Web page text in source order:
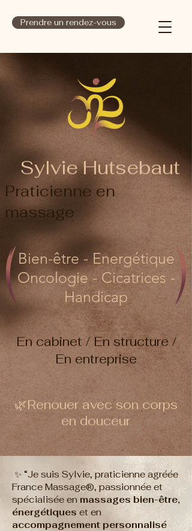
Prendre un rendez-vous
Sylvie Hutsebaut
Praticienne en
massage
Bien-être - Energétique
Oncologie - Cicatrices -
Handicap
En cabinet / En structure /
En entreprise
🌿Renouer avec son corps
en douceur
✨ “Je suis Sylvie, praticienne agréée
France Massage®, passionnée et
spécialisée en massages bien-être,
énergétiques et en
accompagnement personnalisé